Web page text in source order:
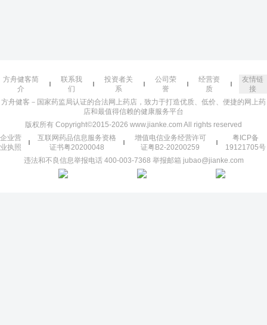
方舟健客简
介
联系我
们
投资者关
系
公司荣
誉
经营资
质
友情链
接
方舟健客－国家药监局认证的合法网上药店，致力于打造优质、低价、便捷的网上药
店和最值得信赖的健康服务平台
版权所有 Copyright©2015-2026 www.jianke.com All rights reserved
企业营
业执照
互联网药品信息服务资格
证书粤20200048
增值电信业务经营许可
证粤B2-20200259
粤ICP备
19121705号
违法和不良信息举报电话 400-003-7368 举报邮箱 jubao@jianke.com